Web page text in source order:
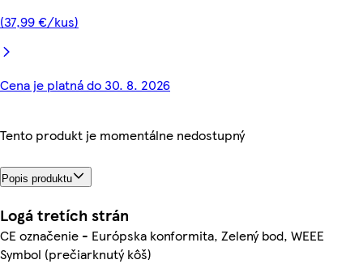
(37,99 €/kus)
Cena je platná do 30. 8. 2026
Tento produkt je momentálne nedostupný
Popis produktu
Logá tretích strán
CE označenie - Európska konformita, Zelený bod, WEEE
Symbol (prečiarknutý kôš)